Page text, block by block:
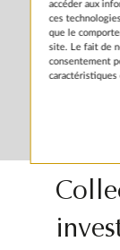
accéder aux
ces
que le
site. Le fait de
consentement